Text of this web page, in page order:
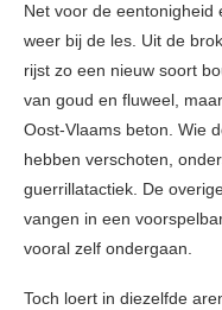
Net voor de eentonigheid
weer bij de les. Uit de
rijst zo een nieuw soort
van goud en fluweel,
Oost-Vlaams beton. Wie
hebben verschoten,
guerrillatactiek. De
vangen in een
vooral zelf ondergaan.
Toch loert in diezelfde